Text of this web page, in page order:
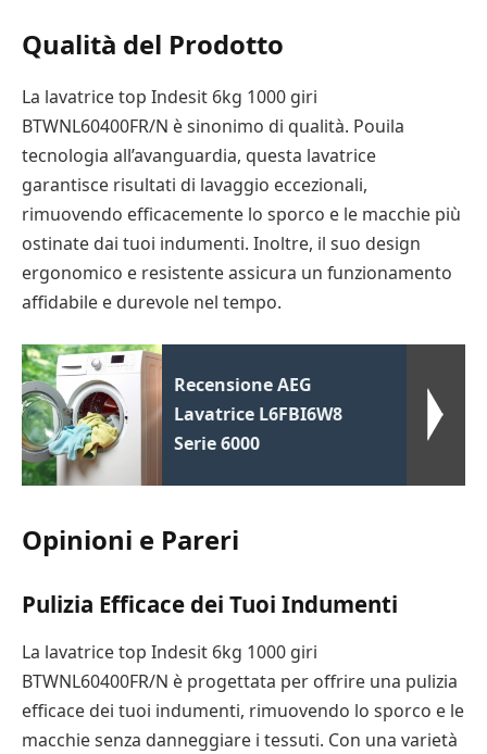
Qualità del Prodotto
La lavatrice top Indesit 6kg 1000 giri
BTWNL60400FR/N è sinonimo di qualità. Pouila
tecnologia all’avanguardia, questa lavatrice
garantisce risultati di lavaggio eccezionali,
rimuovendo efficacemente lo sporco e le macchie più
ostinate dai tuoi indumenti. Inoltre, il suo design
ergonomico e resistente assicura un funzionamento
affidabile e durevole nel tempo.
Recensione AEG
Lavatrice L6FBI6W8
Serie 6000
Opinioni e Pareri
Pulizia Efficace dei Tuoi Indumenti
La lavatrice top Indesit 6kg 1000 giri
BTWNL60400FR/N è progettata per offrire una pulizia
efficace dei tuoi indumenti, rimuovendo lo sporco e le
macchie senza danneggiare i tessuti. Con una varietà